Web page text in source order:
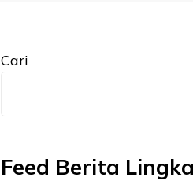
Cari
Feed Berita